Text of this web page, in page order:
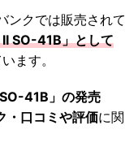
ンクでは販売されて
SO-41B」として
ます。
41B」の発売
・口コミや評価に関